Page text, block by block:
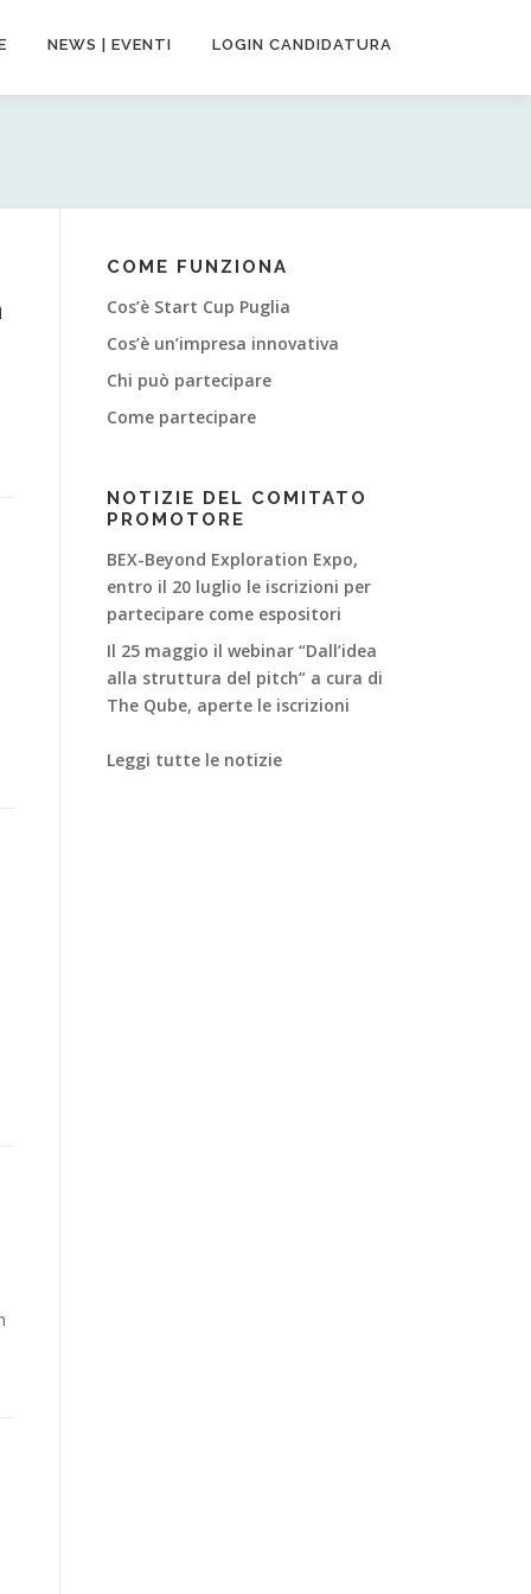
NEWS | EVENTI LOGIN CANDIDATURA
COME FUNZIONA
Cos’è Start Cup Puglia
Cos’è un’impresa innovativa
Chi può partecipare
Come partecipare
NOTIZIE DEL COMITATO
PROMOTORE
BEX-Beyond Exploration Expo,
entro il 20 luglio le iscrizioni per
partecipare come espositori
Il 25 maggio il webinar “Dall’idea
alla struttura del pitch” a cura di
The Qube, aperte le iscrizioni
Leggi tutte le notizie